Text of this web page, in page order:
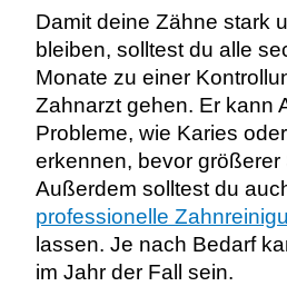
Damit deine Zähne stark
bleiben, solltest du alle
Monate zu einer
Zahnarzt gehen. Er kann
Probleme, wie Karies
erkennen, bevor
Außerdem solltest du
professionelle
lassen. Je nach Bedarf
im Jahr der Fall sein.